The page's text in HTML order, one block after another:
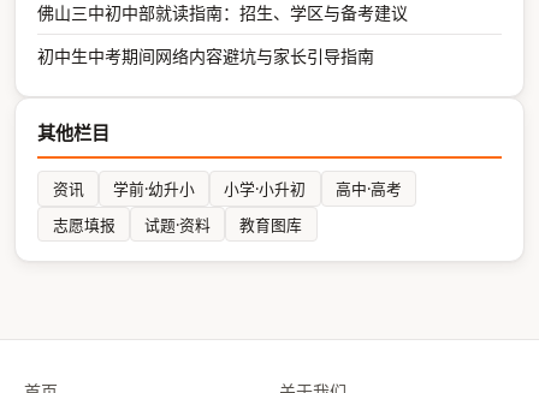
佛山三中初中部就读指南：招生、学区与备考建议
初中生中考期间网络内容避坑与家长引导指南
其他栏目
资讯 学前·幼升小 小学·小升初
高中·高考
志愿填报
试题·资料 教育图库